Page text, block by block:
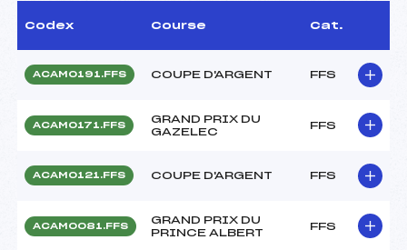
Codex Course Cat.
ACAM0191.FFS COUPE D'ARGENT FFS
ACAM0171.FFS
GRAND PRIX DU
GAZELEC
FFS
ACAM0121.FFS COUPE D'ARGENT FFS
ACAM0081.FFS
GRAND PRIX DU
PRINCE ALBERT
FFS